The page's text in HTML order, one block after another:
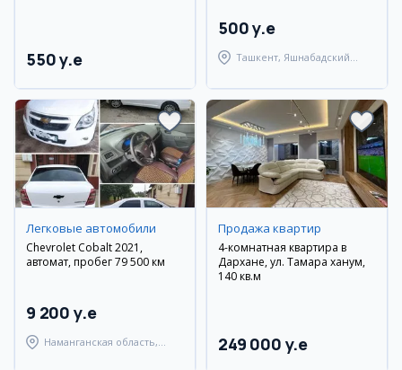
550 y.e
500 y.e
Ташкент, Яшнабадский
Легковые автомобили
Chevrolet Cobalt 2021,
автомат, пробег 79 500 км
9 200 y.e
Наманганская область,
Продажа квартир
4-комнатная квартира в
Дархане, ул. Тамара ханум,
140 кв.м
249 000 y.e